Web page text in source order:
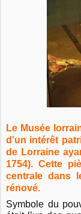
Le Musée
d’un intérêt
de Lorraine
1754). Cette
centrale dans
rénové.
Symbole du